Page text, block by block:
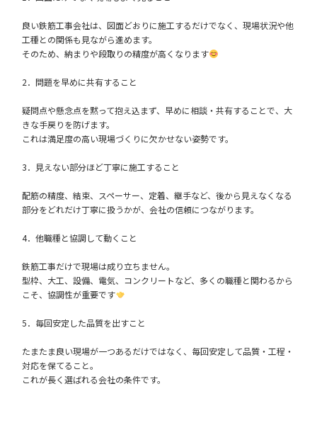
良い鉄筋工事会社は、図面どおりに施工するだけでなく、現場状況や他
工種との関係も見ながら進めます。
そのため、納まりや段取りの精度が高くなります
2．問題を早めに共有すること
疑問点や懸念点を黙って抱え込まず、早めに相談・共有することで、大
きな手戻りを防げます。
これは満足度の高い現場づくりに欠かせない姿勢です。
3．見えない部分ほど丁寧に施工すること
配筋の精度、結束、スペーサー、定着、継手など、後から見えなくなる
部分をどれだけ丁寧に扱うかが、会社の信頼につながります。
4．他職種と協調して動くこと
鉄筋工事だけで現場は成り立ちません。
型枠、大工、設備、電気、コンクリートなど、多くの職種と関わるから
こそ、協調性が重要です
5．毎回安定した品質を出すこと
たまたま良い現場が一つあるだけではなく、毎回安定して品質・工程・
対応を保てること。
これが長く選ばれる会社の条件です。